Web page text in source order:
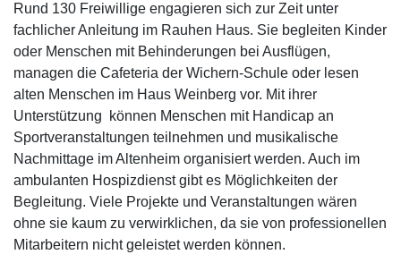
Rund 130 Freiwillige engagieren sich zur Zeit unter
fachlicher Anleitung im Rauhen Haus. Sie begleiten Kinder
oder Menschen mit Behinderungen bei Ausflügen,
managen die Cafeteria der Wichern-Schule oder lesen
alten Menschen im Haus Weinberg vor. Mit ihrer
Unterstützung können Menschen mit Handicap an
Sportveranstaltungen teilnehmen und musikalische
Nachmittage im Altenheim organisiert werden. Auch im
ambulanten Hospizdienst gibt es Möglichkeiten der
Begleitung. Viele Projekte und Veranstaltungen wären
ohne sie kaum zu verwirklichen, da sie von professionellen
Mitarbeitern nicht geleistet werden können.